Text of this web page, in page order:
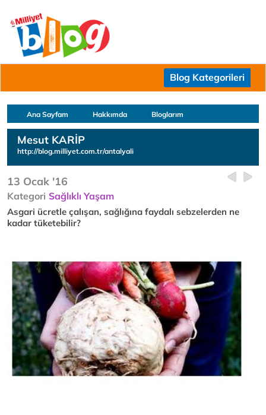
Blog Kategorileri
Ana Sayfam Hakkımda Bloglarım
Mesut KARİP
http://blog.milliyet.com.tr/antalyali
13 Ocak '16
Kategori Sağlıklı Yaşam
Asgari ücretle çalışan, sağlığına faydalı sebzelerden ne
kadar tüketebilir?